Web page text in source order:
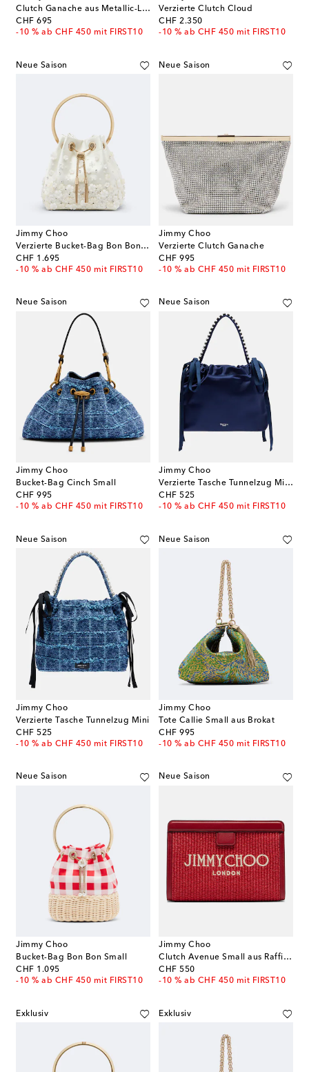
Clutch Ganache aus Metallic-Leder
CHF 695
original price
-10 % ab CHF 450 mit FIRST10
Verzierte Clutch Cloud
CHF 2.350
original price
-10 % ab CHF 450 mit FIRST10
Neue Saison
Jimmy Choo
Verzierte Bucket-Bag Bon Bon Small aus Satin
CHF 1.695
original price
-10 % ab CHF 450 mit FIRST10
Neue Saison
Jimmy Choo
Verzierte Clutch Ganache
CHF 995
original price
-10 % ab CHF 450 mit FIRST10
Neue Saison
Jimmy Choo
Bucket-Bag Cinch Small
CHF 995
original price
-10 % ab CHF 450 mit FIRST10
Neue Saison
Jimmy Choo
Verzierte Tasche Tunnelzug Mini aus Satin
CHF 525
original price
-10 % ab CHF 450 mit FIRST10
Neue Saison
Jimmy Choo
Verzierte Tasche Tunnelzug Mini
CHF 525
original price
-10 % ab CHF 450 mit FIRST10
Neue Saison
Jimmy Choo
Tote Callie Small aus Brokat
CHF 995
original price
-10 % ab CHF 450 mit FIRST10
Neue Saison
Jimmy Choo
Bucket-Bag Bon Bon Small
CHF 1.095
original price
-10 % ab CHF 450 mit FIRST10
Neue Saison
Jimmy Choo
Clutch Avenue Small aus Raffiabast mit Leder
CHF 550
original price
-10 % ab CHF 450 mit FIRST10
Exklusiv Exklusiv